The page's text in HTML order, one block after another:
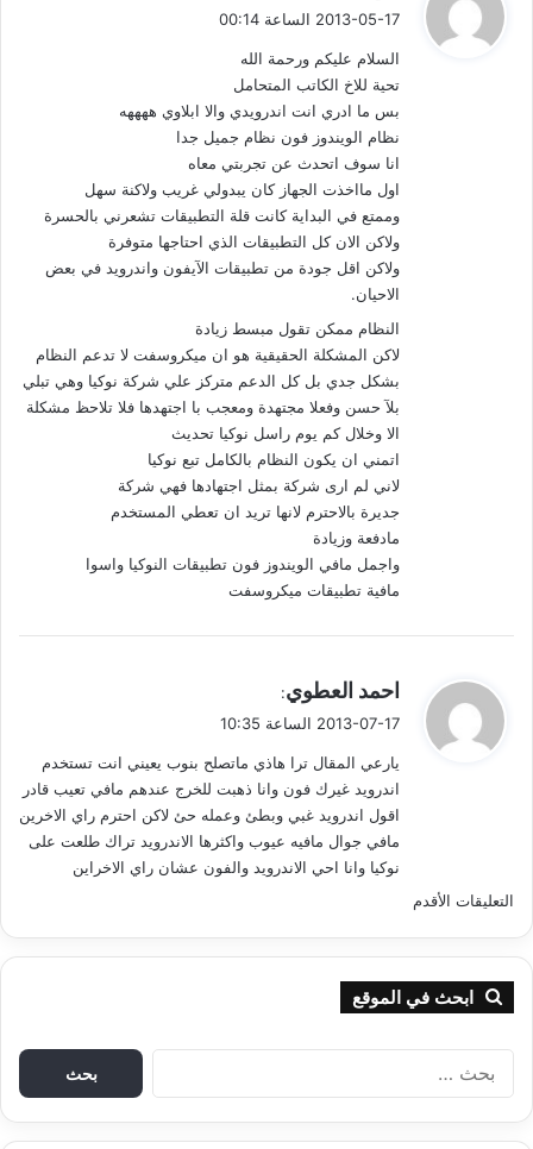
ل
2013-05-17 الساعة 00:14
السلام عليكم ورحمة الله
تحية للاخ الكاتب المتحامل
بس ما ادري انت اندرويدي والا ابلاوي ههههه
نظام الويندوز فون نظام جميل جدا
انا سوف اتحدث عن تجربتي معاه
اول مااخذت الجهاز كان يبدولي غريب ولاكنة سهل
وممتع في البداية كانت قلة التطبيقات تشعرني بالحسرة
ولاكن الان كل التطبيقات الذي احتاجها متوفرة
ولاكن اقل جودة من تطبيقات الآيفون واندرويد في بعض
الاحيان.
النظام ممكن تقول مبسط زيادة
لاكن المشكلة الحقيقية هو ان ميكروسفت لا تدعم النظام
بشكل جدي بل كل الدعم متركز علي شركة نوكيا وهي تبلي
بلآ حسن وفعلا مجتهدة ومعجب با اجتهدها فلا تلاحظ مشكلة
الا وخلال كم يوم راسل نوكيا تحديث
اتمني ان يكون النظام بالكامل تبع نوكيا
لاني لم ارى شركة بمثل اجتهادها فهي شركة
جديرة بالاحترم لانها تريد ان تعطي المستخدم
مادفعة وزيادة
واجمل مافي الويندوز فون تطبيقات النوكيا واسوا
مافية تطبيقات ميكروسفت
ي
ل
احمد العطوي:
2013-07-17 الساعة 10:35
يارعي المقال ترا هاذي ماتصلح بنوب يعيني انت تستخدم
اندرويد غيرك فون وانا ذهبت للخرج عندهم مافي تعيب قادر
اقول اندرويد غبي وبطئ وعمله حئ لاكن احترم راي الاخرين
مافي جوال مافيه عيوب واكثرها الاندرويد تراك طلعت على
نوكيا وانا احي الاندرويد والفون عشان راي الاخراين
ت
ص
فّ
ح
ا
ل
التعليقات الأقدم
ابحث في الموقع